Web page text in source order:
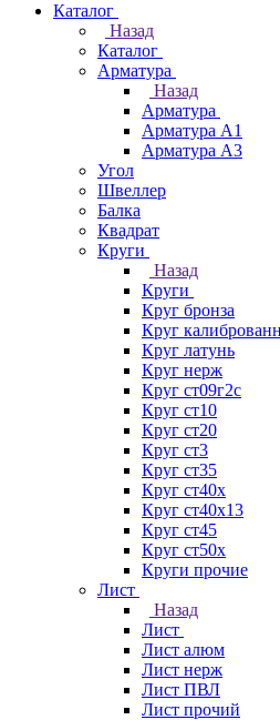
Каталог
Назад
Каталог
Арматура
Назад
Арматура
Арматура А1
Арматура А3
Угол
Швеллер
Балка
Квадрат
Круги
Назад
Круги
Круг бронза
Круг
Круг латунь
Круг нерж
Круг ст09г2с
Круг ст10
Круг ст20
Круг ст3
Круг ст35
Круг ст40х
Круг ст40х13
Круг ст45
Круг ст50х
Круги прочие
Лист
Назад
Лист
Лист алюм
Лист нерж
Лист ПВЛ
Лист прочий